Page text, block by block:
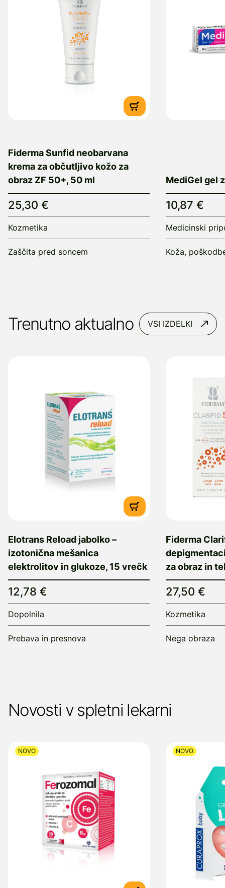
Fiderma Sunfid neobarvana
krema za občutljivo kožo za
obraz ZF 50+, 50 ml
25,30 €
Kozmetika
Zaščita pred soncem
MediGel gel
10,87 €
Medicinski
Koža,
Trenutno aktualno VSI IZDELKI
Elotrans Reload jabolko –
izotonična mešanica
elektrolitov in glukoze, 15 vrečk
12,78 €
Dopolnila
Prebava in presnova
Fiderma
za obraz in
27,50 €
Kozmetika
Nega obraza
Novosti v spletni lekarni
NOVO NOVO